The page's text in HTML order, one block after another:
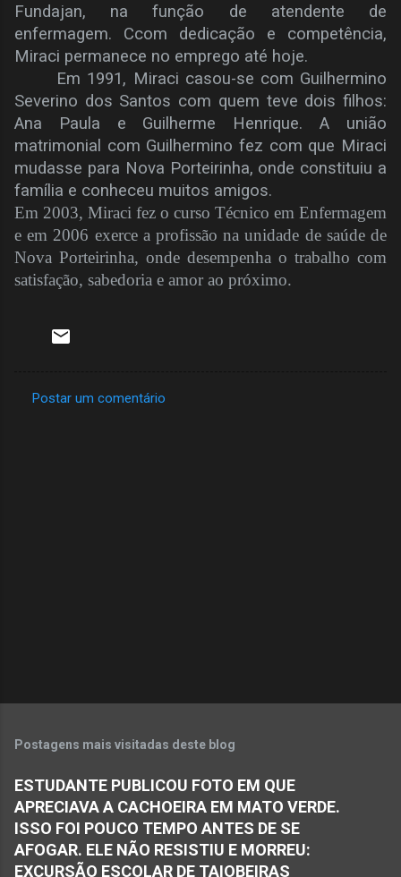
Fundajan, na função de atendente de
enfermagem. Ccom dedicação e competência,
Miraci permanece no emprego até hoje.
Em 1991, Miraci casou-se com Guilhermino
Severino dos Santos com quem teve dois filhos:
Ana Paula e Guilherme Henrique. A união
matrimonial com Guilhermino fez com que Miraci
mudasse para Nova Porteirinha, onde constituiu a
família e conheceu muitos amigos.
Em 2003, Miraci fez o curso Técnico em Enfermagem
e em 2006 exerce a profissão na unidade de saúde de
Nova Porteirinha, onde desempenha o trabalho com
satisfação, sabedoria e amor ao próximo.
Postar um comentário
Postagens mais visitadas deste blog
ESTUDANTE PUBLICOU FOTO EM QUE
APRECIAVA A CACHOEIRA EM MATO VERDE.
ISSO FOI POUCO TEMPO ANTES DE SE
AFOGAR. ELE NÃO RESISTIU E MORREU:
EXCURSÃO ESCOLAR DE TAIOBEIRAS